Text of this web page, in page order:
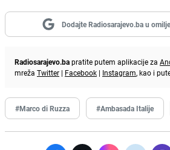
Dodajte Radiosarajevo.ba u
Radiosarajevo.bapratite putem aplikacije za
mreža Twitter | Facebook | Instagram, kao i
#Marco di Ruzza #Ambasada Italije